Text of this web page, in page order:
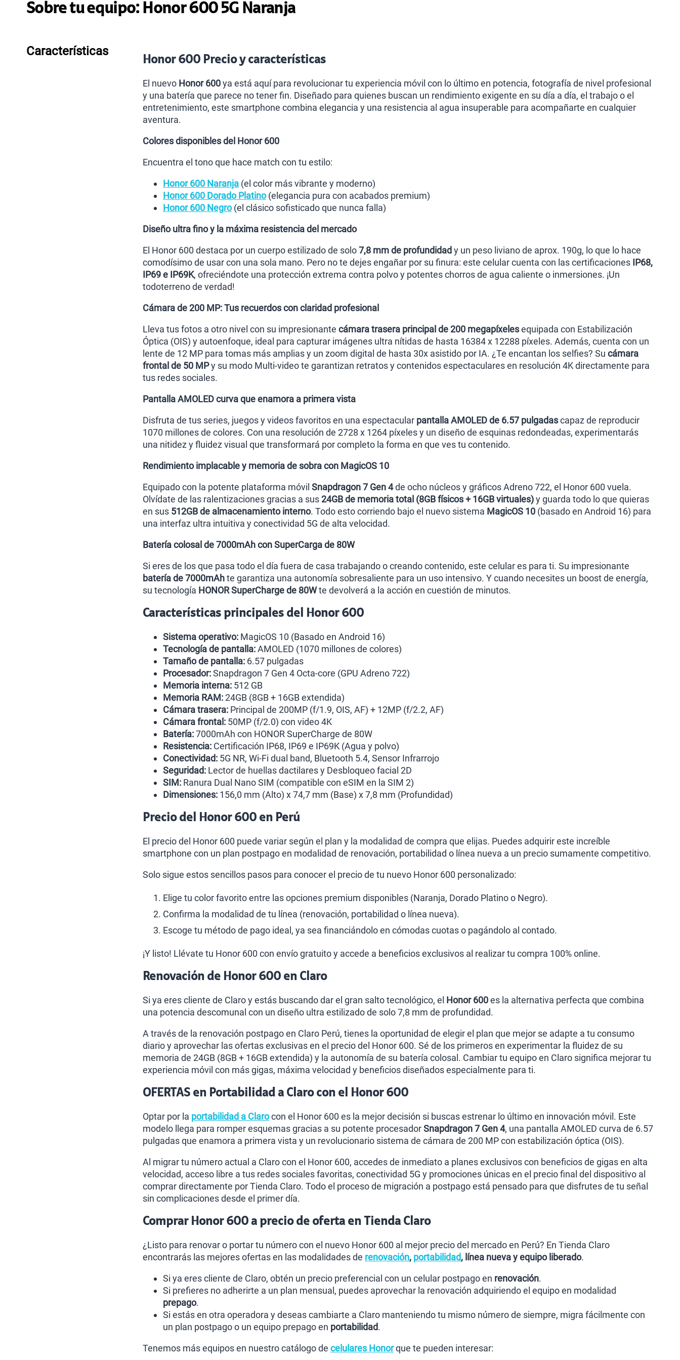
Sobre tu equipo: Honor600 5G Naranja
Características
Honor 600 Precio y características
El nuevo Honor 600ya está aquí para revolucionar tu experiencia móvil con lo último en potencia, fotografía de nivel profesional
y una batería que parece no tener fin. Diseñado para quienes buscan un rendimiento exigente en su día a día, el trabajo o el
entretenimiento, este smartphone combina elegancia y una resistencia al agua insuperable para acompañarte en cualquier
aventura.
Colores disponibles del Honor 600
Encuentra el tono que hace match con tu estilo:
Honor 600 Naranja (el color más vibrante y moderno)
Honor 600 Dorado Platino(elegancia pura con acabados premium)
Honor 600 Negro(el clásico sofisticado que nunca falla)
Diseño ultra fino y la máxima resistencia del mercado
El Honor 600 destaca por un cuerpo estilizado de solo7,8 mm de profundidad y un peso liviano de aprox. 190g, lo que lo hace
comodísimo de usar con una sola mano. Pero no te dejes engañar por su finura: este celular cuenta con las certificaciones IP68,
IP69 e IP69K, ofreciéndote una protección extrema contra polvo y potentes chorros de agua caliente o inmersiones. ¡Un
todoterreno de verdad!
Cámara de 200 MP: Tus recuerdos con claridad profesional
Lleva tus fotos a otro nivel con su impresionante cámara trasera principal de 200 megapíxelesequipada con Estabilización
Óptica (OIS) y autoenfoque, ideal para capturar imágenes ultra nítidas de hasta 16384 x 12288 píxeles. Además, cuenta con un
lente de 12 MP para tomas más amplias y un zoom digital de hasta 30x asistido por IA. ¿Te encantan los selfies? Su cámara
frontal de 50 MPy su modo Multi-video te garantizan retratos y contenidos espectaculares en resolución 4K directamente para
tus redes sociales.
Pantalla AMOLED curva que enamora a primera vista
Disfruta de tus series, juegos y videos favoritos en una espectacular pantalla AMOLED de 6.57 pulgadascapaz de reproducir
1070 millones de colores. Con una resolución de 2728 x 1264 píxeles y un diseño de esquinas redondeadas, experimentarás
una nitidez y fluidez visual que transformará por completo la forma en que ves tu contenido.
Rendimiento implacable y memoria de sobra con MagicOS 10
Equipado con la potente plataforma móvil Snapdragon 7 Gen 4de ocho núcleos y gráficos Adreno 722, el Honor 600 vuela.
Olvídate de las ralentizaciones gracias a sus24GB de memoria total (8GB físicos + 16GB virtuales)y guarda todo lo que quieras
en sus 512GB de almacenamiento interno. Todo esto corriendo bajo el nuevo sistema MagicOS 10 (basado en Android 16) para
una interfaz ultra intuitiva y conectividad 5G de alta velocidad.
Batería colosal de 7000mAh con SuperCarga de 80W
Si eres de los que pasa todo el día fuera de casa trabajando o creando contenido, este celular es para ti. Su impresionante
batería de 7000mAhte garantiza una autonomía sobresaliente para un uso intensivo. Y cuando necesites un boost de energía,
su tecnología HONOR SuperCharge de 80Wte devolverá a la acción en cuestión de minutos.
Características principales del Honor 600
Sistema operativo: MagicOS 10 (Basado en Android 16)
Tecnología de pantalla:AMOLED (1070 millones de colores)
Tamaño de pantalla: 6.57 pulgadas
Procesador:Snapdragon 7 Gen 4 Octa-core (GPU Adreno 722)
Memoria interna: 512 GB
Memoria RAM:24GB (8GB + 16GB extendida)
Cámara trasera: Principal de 200MP (f/1.9, OIS, AF) + 12MP (f/2.2, AF)
Cámara frontal: 50MP (f/2.0) con video 4K
Batería:7000mAh con HONOR SuperCharge de 80W
Resistencia: Certificación IP68, IP69 e IP69K (Agua y polvo)
Conectividad: 5G NR, Wi-Fi dual band, Bluetooth 5.4, Sensor Infrarrojo
Seguridad: Lector de huellas dactilares y Desbloqueo facial 2D
SIM: Ranura Dual Nano SIM (compatible con eSIM en la SIM 2)
Dimensiones: 156,0 mm (Alto) x 74,7 mm (Base) x 7,8 mm (Profundidad)
Precio del Honor 600 en Perú
El precio del Honor 600 puede variar según el plan y la modalidad de compra que elijas. Puedes adquirir este increíble
smartphone con un plan postpago en modalidad de renovación, portabilidad o línea nueva a un precio sumamente competitivo.
Solo sigue estos sencillos pasos para conocer el precio de tu nuevo Honor 600 personalizado:
Elige tu color favorito entre las opciones premium disponibles (Naranja, Dorado Platino o Negro).
Confirma la modalidad de tu línea (renovación, portabilidad o línea nueva).
Escoge tu método de pago ideal, ya sea financiándolo en cómodas cuotas o pagándolo al contado.
¡Y listo! Llévate tu Honor 600 con envío gratuito y accede a beneficios exclusivos al realizar tu compra 100% online.
Renovación de Honor 600 en Claro
Si ya eres cliente de Claro y estás buscando dar el gran salto tecnológico, el Honor 600es la alternativa perfecta que combina
una potencia descomunal con un diseño ultra estilizado de solo 7,8 mm de profundidad.
A través de la renovación postpago en Claro Perú, tienes la oportunidad de elegir el plan que mejor se adapte a tu consumo
diario y aprovechar las ofertas exclusivas en el precio del Honor 600. Sé de los primeros en experimentar la fluidez de su
memoria de 24GB (8GB + 16GB extendida) y la autonomía de su batería colosal. Cambiar tu equipo en Claro significa mejorar tu
experiencia móvil con más gigas, máxima velocidad y beneficios diseñados especialmente para ti.
OFERTAS en Portabilidad a Claro con el Honor 600
Optar por la portabilidad a Clarocon el Honor 600 es la mejor decisión si buscas estrenar lo último en innovación móvil. Este
modelo llega para romper esquemas gracias a su potente procesadorSnapdragon 7 Gen 4, una pantalla AMOLED curva de 6.57
pulgadas que enamora a primera vista y un revolucionario sistema de cámara de 200 MP con estabilización óptica (OIS).
Al migrar tu número actual a Claro con el Honor 600, accedes de inmediato a planes exclusivos con beneficios de gigas en alta
velocidad, acceso libre a tus redes sociales favoritas, conectividad 5G y promociones únicas en el precio final del dispositivo al
comprar directamente por Tienda Claro. Todo el proceso de migración a postpago está pensado para que disfrutes de tu señal
sin complicaciones desde el primer día.
Comprar Honor 600 a precio de oferta en Tienda Claro
¿Listo para renovar o portar tu número con el nuevo Honor 600 al mejor precio del mercado en Perú? En Tienda Claro
encontrarás las mejores ofertas en las modalidades de renovación, portabilidad, línea nueva y equipo liberado.
Si ya eres cliente de Claro, obtén un precio preferencial con un celular postpago en renovación.
Si prefieres no adherirte a un plan mensual, puedes aprovechar la renovación adquiriendo el equipo en modalidad
prepago.
Si estás en otra operadora y deseas cambiarte a Claro manteniendo tu mismo número de siempre, migra fácilmente con
un plan postpago o un equipo prepago en portabilidad.
Tenemos más equipos en nuestro catálogo de celulares Honorque te pueden interesar: